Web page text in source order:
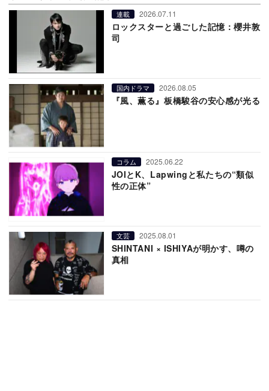
連載 2026.07.11
ロックスターと過ごした記憶：櫻井敦
司
国内ドラマ 2026.08.05
『風、薫る』板橋駿谷の安心感が光る
コラム 2025.06.22
JOIとK、Lapwingと私たちの“類似
性の正体”
文芸 2025.08.01
SHINTANI × ISHIYAが明かす、噂の
真相